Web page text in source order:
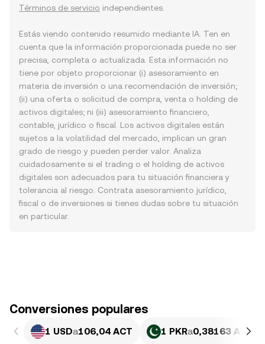
Términos de servicio independientes.
Estás viendo contenido resumido mediante IA. Ten en
cuenta que la información proporcionada puede no ser
precisa, completa o actualizada. Esta información no
tiene por objeto proporcionar (i) asesoramiento en
materia de inversión o una recomendación de inversión;
(ii) una oferta o solicitud de compra, venta o holding de
activos digitales; ni (iii) asesoramiento financiero,
contable, jurídico o fiscal. Los activos digitales están
sujetos a la volatilidad del mercado, implican un gran
grado de riesgo y pueden perder valor. Analiza
cuidadosamente si el trading o el holding de activos
digitales son adecuados para tu situación financiera y
tolerancia al riesgo. Contrata asesoramiento jurídico,
fiscal o de inversiones si tienes dudas sobre tu situación
en particular.
Conversiones populares
1 USDa106,04 ACT 1 PKRa0,38163 ACT